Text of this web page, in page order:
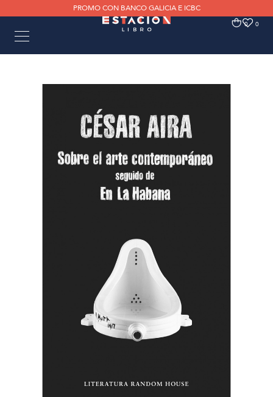
PROMO CON BANCO GALICIA E ICBC
0 0